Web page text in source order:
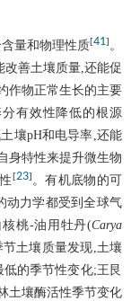
量和物理性质[41] 。
改善土壤质量,还能促
作物正常生长的主要
有效性降低的根源
壤pH和电导率,还能
身特性来提升微生物
[23] 。有机底物的可
动力学都受到全球气
桃-油用牡丹(Carya
土壤质量发现,土壤
的季节性变化;王艮
土壤酶活性季节变化